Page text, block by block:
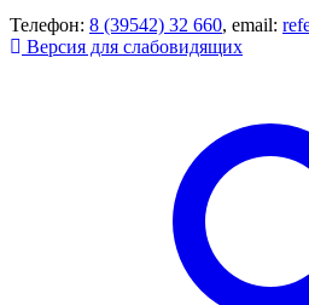
Телефон: 8 (39542) 32 660, email:
Версия для слабовидящих